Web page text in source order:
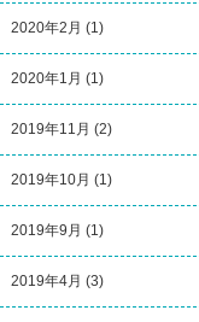
2020年2月 (1)
2020年1月 (1)
2019年11月 (2)
2019年10月 (1)
2019年9月 (1)
2019年4月 (3)